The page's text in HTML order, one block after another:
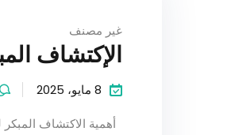
غير مصنف
الإكتشاف
8 مايو، 2025
أهمية الاكتشاف